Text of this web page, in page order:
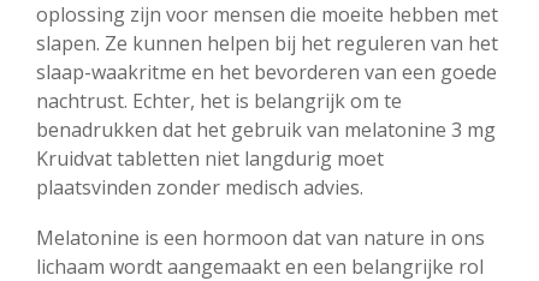
oplossing zijn voor mensen die moeite hebben met
slapen. Ze kunnen helpen bij het reguleren van het
slaap-waakritme en het bevorderen van een goede
nachtrust. Echter, het is belangrijk om te
benadrukken dat het gebruik van melatonine 3 mg
Kruidvat tabletten niet langdurig moet
plaatsvinden zonder medisch advies.
Melatonine is een hormoon dat van nature in ons
lichaam wordt aangemaakt en een belangrijke rol